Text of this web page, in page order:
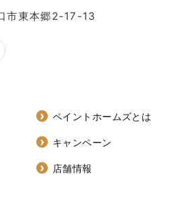
市東本郷2-17-13
ペイントホームズとは
キャンペーン
店舗情報